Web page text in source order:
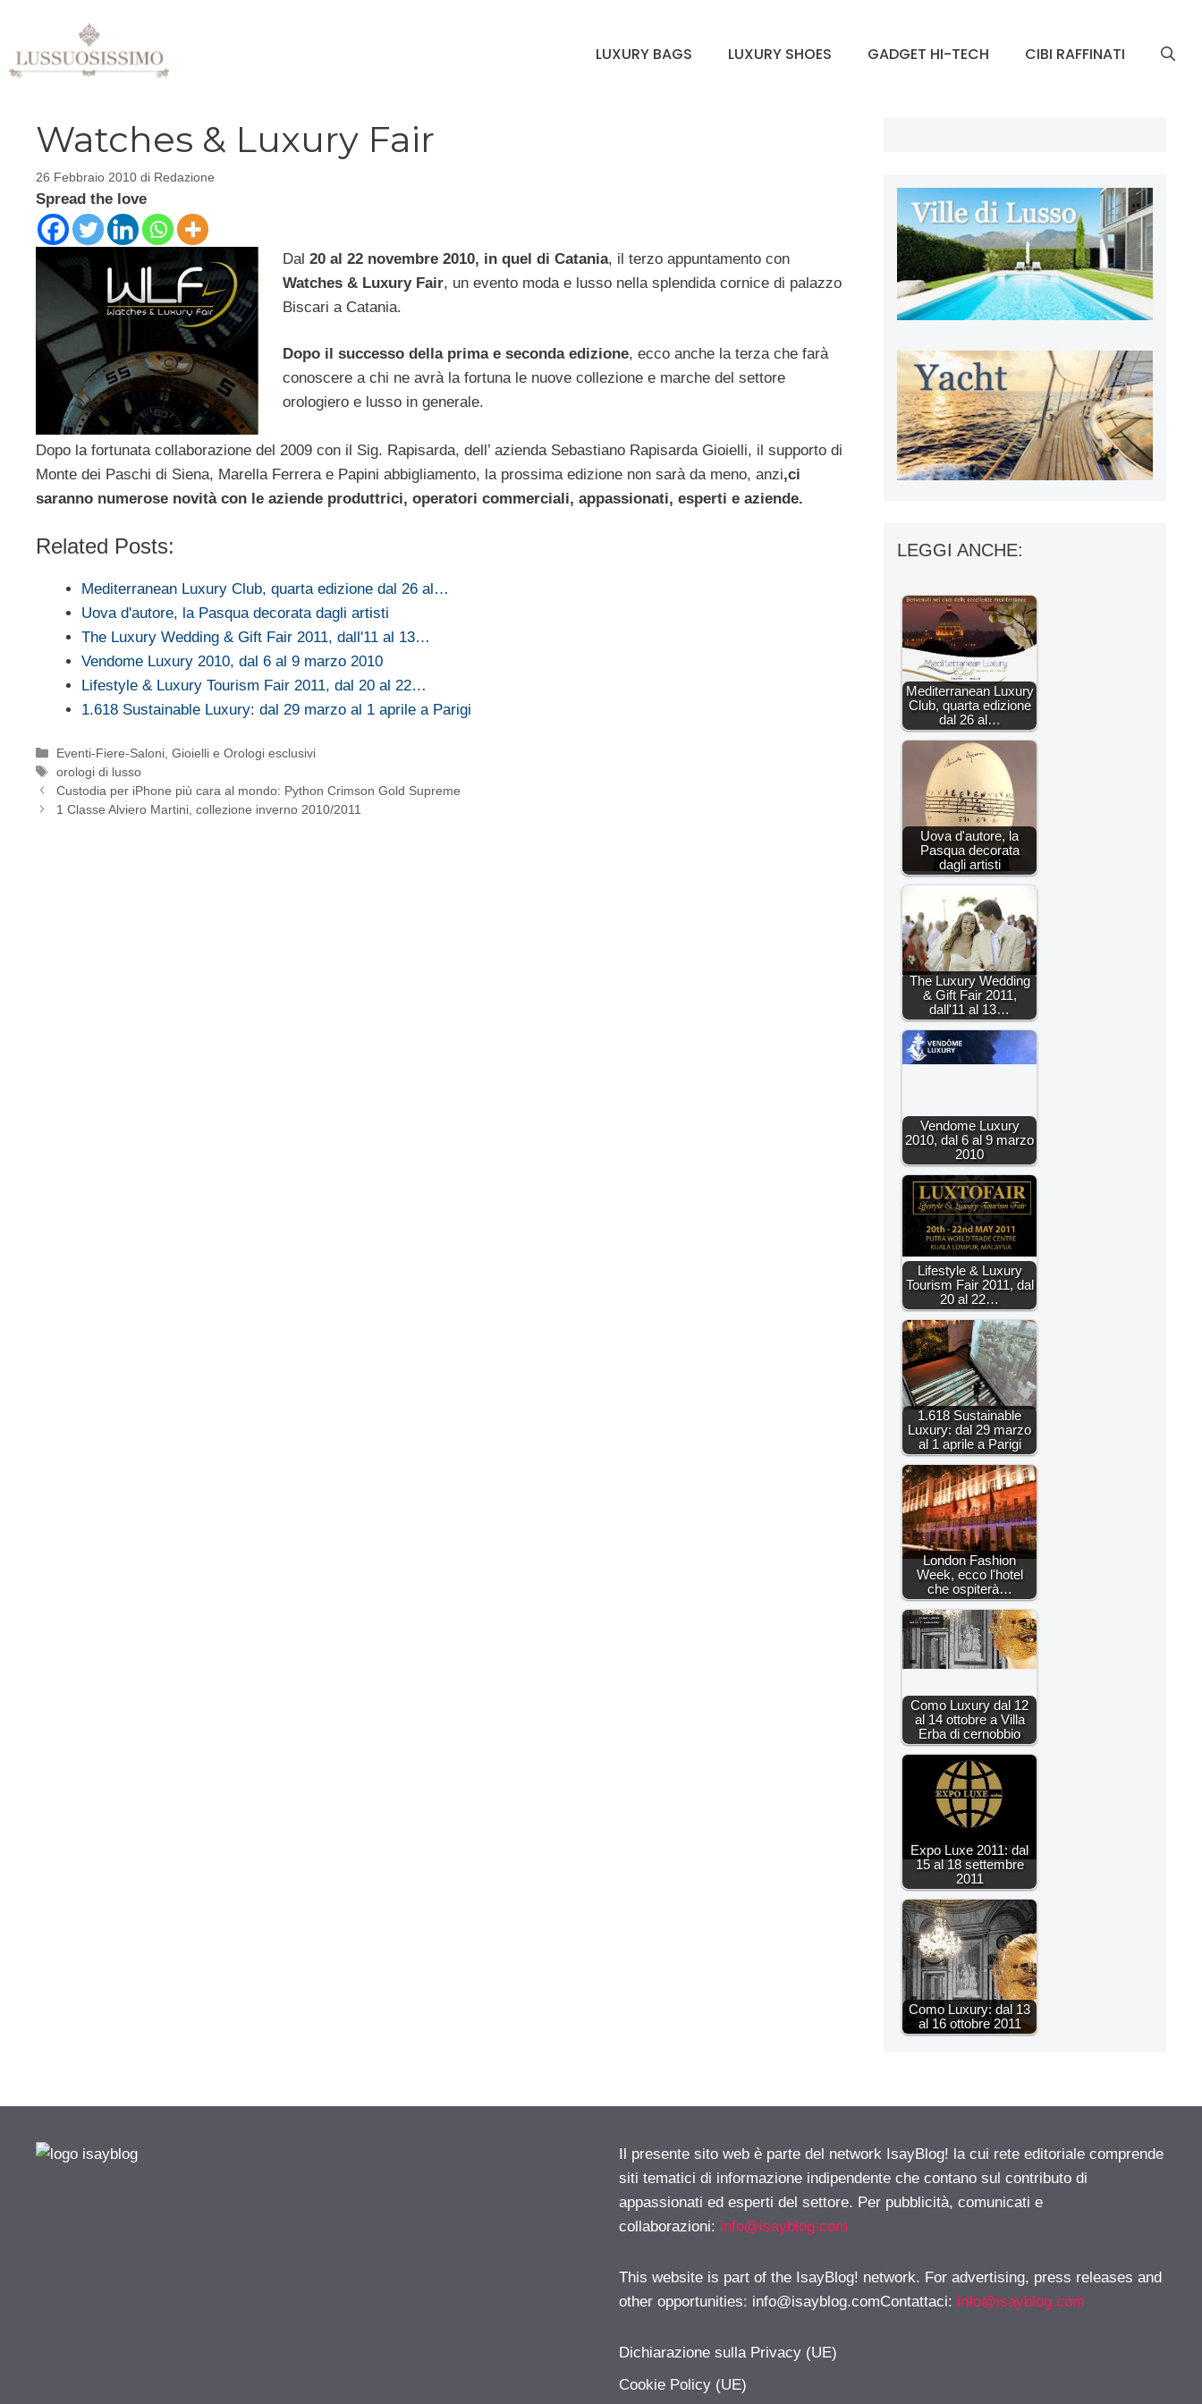
contenuto
LUXURY BAGS LUXURY SHOES GADGET HI-TECH CIBI RAFFINATI
Watches & Luxury Fair
26 Febbraio 2010 di Redazione
Spread the love
Dal 20 al 22 novembre 2010, in quel di Catania, il terzo appuntamento con
Watches & Luxury Fair, un evento moda e lusso nella splendida cornice di palazzo
Biscari a Catania.
Dopo il successo della prima e seconda edizione, ecco anche la terza che farà
conoscere a chi ne avrà la fortuna le nuove collezione e marche del settore
orologiero e lusso in generale.
Dopo la fortunata collaborazione del 2009 con il Sig. Rapisarda, dell’ azienda Sebastiano Rapisarda Gioielli, il supporto di
Monte dei Paschi di Siena, Marella Ferrera e Papini abbigliamento, la prossima edizione non sarà da meno, anzi,ci
saranno numerose novità con le aziende produttrici, operatori commerciali, appassionati, esperti e aziende.
Related Posts:
Mediterranean Luxury Club, quarta edizione dal 26 al…
Uova d'autore, la Pasqua decorata dagli artisti
The Luxury Wedding & Gift Fair 2011, dall'11 al 13…
Vendome Luxury 2010, dal 6 al 9 marzo 2010
Lifestyle & Luxury Tourism Fair 2011, dal 20 al 22…
1.618 Sustainable Luxury: dal 29 marzo al 1 aprile a Parigi
Categorie
Eventi-Fiere-Saloni ,Gioielli e Orologi esclusivi
Tag
orologi di lusso
Custodia per iPhone più cara al mondo: Python Crimson Gold Supreme
1 Classe Alviero Martini, collezione inverno 2010/2011
LEGGI ANCHE:
Mediterranean Luxury
Club, quarta edizione
dal 26 al…
Uova d'autore, la
Pasqua decorata
dagli artisti
The Luxury Wedding
& Gift Fair 2011,
dall'11 al 13…
Vendome Luxury
2010, dal 6 al 9 marzo
2010
Lifestyle & Luxury
Tourism Fair 2011, dal
20 al 22…
1.618 Sustainable
Luxury: dal 29 marzo
al 1 aprile a Parigi
London Fashion
Week, ecco l'hotel
che ospiterà…
Como Luxury dal 12
al 14 ottobre a Villa
Erba di cernobbio
Expo Luxe 2011: dal
15 al 18 settembre
2011
Como Luxury: dal 13
al 16 ottobre 2011
Il presente sito web è parte del network IsayBlog! la cui rete editoriale comprende
siti tematici di informazione indipendente che contano sul contributo di
appassionati ed esperti del settore. Per pubblicità, comunicati e
collaborazioni: info@isayblog.com
This website is part of the IsayBlog! network. For advertising, press releases and
other opportunities: info@isayblog.comContattaci: info@isayblog.com
Dichiarazione sulla Privacy (UE)
Cookie Policy (UE)